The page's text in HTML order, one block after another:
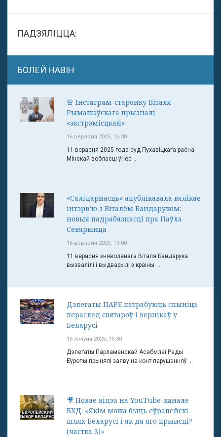
ПАДЗЯЛІЦЦА:
БОЛЕЙ НАВІН
🚨 Інстаграм-старонку Віталя
Рымашэўскага прызналі
«экстрэмісцкай»
16 верасня 2025, 16:30
11 верасня 2025 года суд Пухавіцкага раёна
Мінскай вобласці ўнёс ...
«Салідарнасць» апублікавала вялікае
інтэрв’ю з Віталём Бандаруком:
новыя падрабязнасці пра Паўла
Севярынца
16 верасня 2025, 13:00
11 верасня зняволенага Віталя Бандарука
вызвалілі і выдварылі з краіны. ...
Дэлегаты ПАРЕ патрабуюць спыніць
пераслед святароў і вернікаў у
Беларусі
15 жніўня 2025, 15:30
Дэлегаты Парламенскай Асабмлеі Рады
Еўропы прынялі заяву на конт парушэнняў ...
🎥 Новае відэа на YouTube-канале
БХД: «Якім можа быць еўрапейскі
шлях Беларусі і як да яго прыйсці?
(частка 3)»